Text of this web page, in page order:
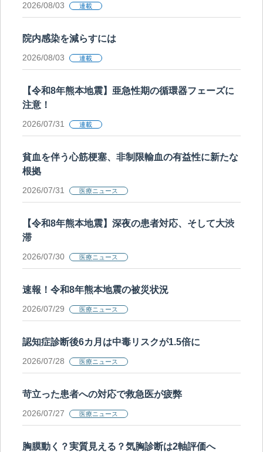
2026/08/03 連載
院内感染を減らすには
2026/08/03 連載
【令和8年熊本地震】亜急性期の循環器フェーズに
注意！
2026/07/31 連載
貧血を伴う心筋梗塞、非制限輸血の有益性に新たな
根拠
2026/07/31 医療ニュース
【令和8年熊本地震】深夜の患者対応、そして大渋
滞
2026/07/30 医療ニュース
速報！令和8年熊本地震の被災状況
2026/07/29 医療ニュース
認知症診断後6カ月は中毒リスクが1.5倍に
2026/07/28 医療ニュース
苛立った患者への対応で救急医が疲弊
2026/07/27 医療ニュース
胸膜動く？実質見える？気胸診断は2軸評価へ